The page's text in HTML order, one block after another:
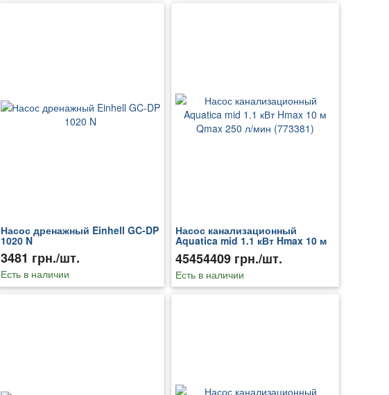
Насос дренажный Einhell GC-DP
1020 N
3481 грн./шт.
Есть в наличии
Насос канализационный
Aquatica mid 1.1 кВт Hmax 10 м
Qmax 250 л/мин (773381)
45454409 грн./шт.
Есть в наличии